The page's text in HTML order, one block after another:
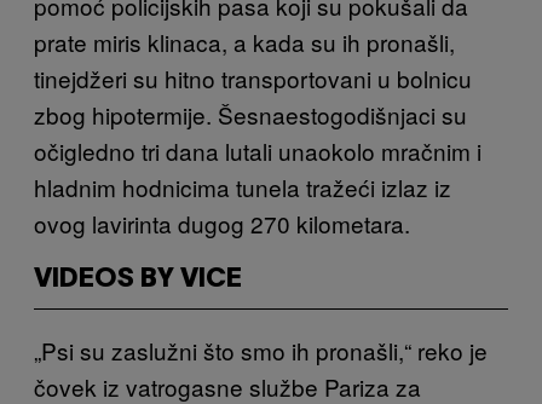
prate miris klinaca, a kada su ih pronašli,
tinejdžeri su hitno transportovani u bolnicu
zbog hipotermije. Šesnaestogodišnjaci su
očigledno tri dana lutali unaokolo mračnim i
hladnim hodnicima tunela tražeći izlaz iz
ovog lavirinta dugog 270 kilometara.
VIDEOS BY VICE
„Psi su zaslužni što smo ih pronašli,“ reko je
čovek iz vatrogasne službe Pariza za